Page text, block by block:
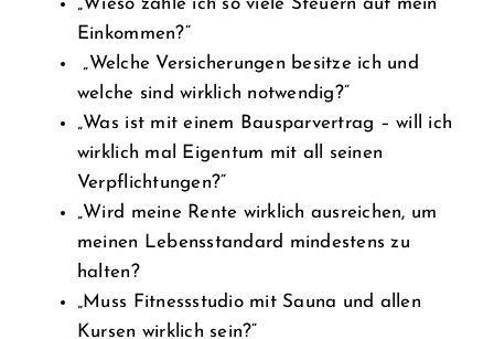
„Wieso zahle ich so viele Steuern auf mein
Einkommen?“
„Welche Versicherungen besitze ich und
welche sind wirklich notwendig?“
„Was ist mit einem Bausparvertrag – will ich
wirklich mal Eigentum mit all seinen
Verpflichtungen?“
„Wird meine Rente wirklich ausreichen, um
meinen Lebensstandard mindestens zu
halten?
„Muss Fitnessstudio mit Sauna und allen
Kursen wirklich sein?“